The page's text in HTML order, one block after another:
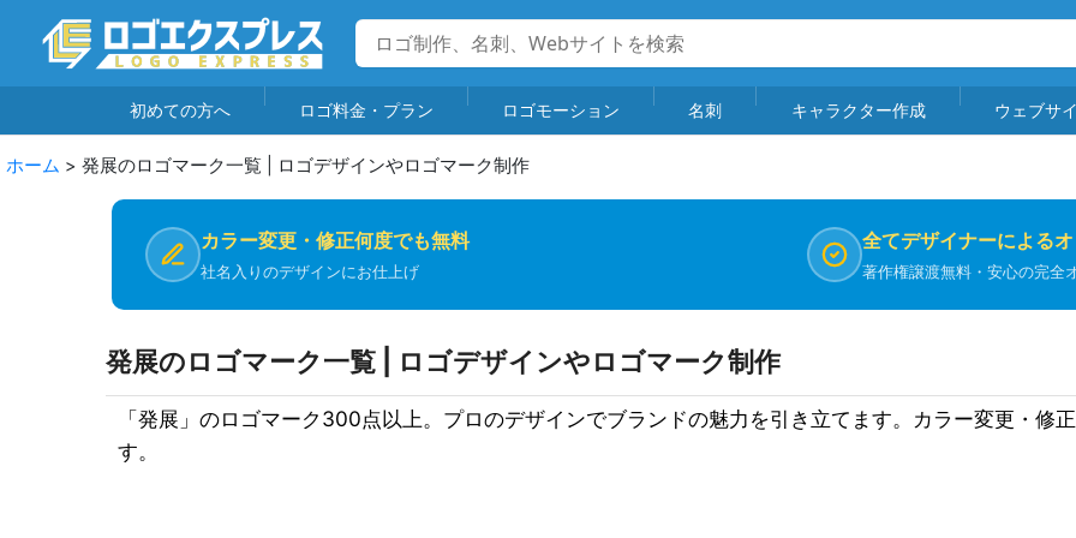
初めての方へ ロゴ料金・プラン ロゴモーション 名刺 キャラクター作成 ウェブサ
ホーム > 発展のロゴマーク一覧 | ロゴデザインやロゴマーク制作
カラー変更・修正何度でも無料
社名入りのデザインにお仕上げ
全てデザイナーによる
著作権譲渡無料・安心の完全
発展のロゴマーク一覧 | ロゴデザインやロゴマーク制作
「発展」のロゴマーク300点以上。プロのデザインでブランドの魅力を引き立てます。カラー変更・修
す。